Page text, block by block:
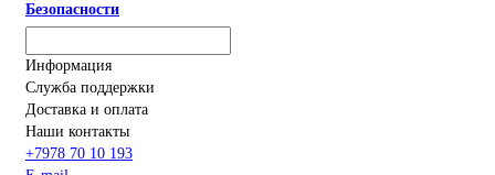
Безопасности
Информация
Служба поддержки
Доставка и оплата
Наши контакты
+7978 70 10 193